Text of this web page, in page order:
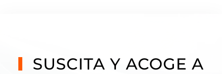
SUSCITA Y ACOGE A